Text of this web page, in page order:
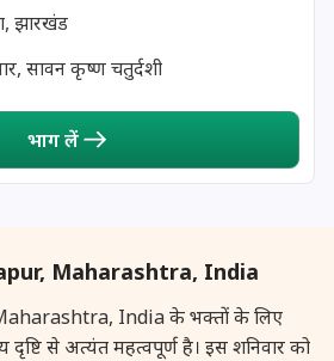
Hayagriva Jayanti
Shravana Purnima Vrat
झारखंड
सावन कृष्ण चतुर्दशी
भाग लें
Maharashtra, India
India के भक्तों के लिए
से अत्यंत महत्वपूर्ण है। इस शनिवार को